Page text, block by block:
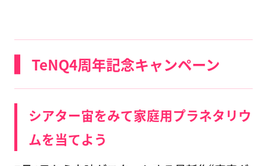
TeNQ4周年記念キャンペーン
シアター宙をみて家庭用プラネタリウ
ムを当てよう